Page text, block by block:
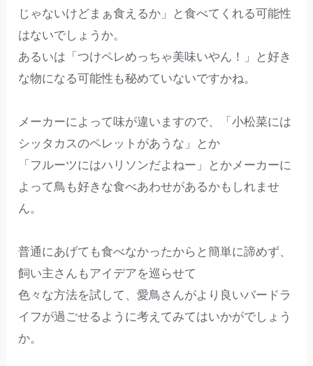
じゃないけどまぁ食えるか」と食べてくれる可能性
はないでしょうか。
あるいは「つけペレめっちゃ美味いやん！」と好き
な物になる可能性も秘めていないですかね。
メーカーによって味が違いますので、「小松菜には
シッタカスのペレットがあうな」とか
「フルーツにはハリソンだよねー」とかメーカーに
よって鳥も好きな食べあわせがあるかもしれませ
ん。
普通にあげても食べなかったからと簡単に諦めず、
飼い主さんもアイデアを巡らせて
色々な方法を試して、愛鳥さんがより良いバードラ
イフが過ごせるように考えてみてはいかがでしょう
か。